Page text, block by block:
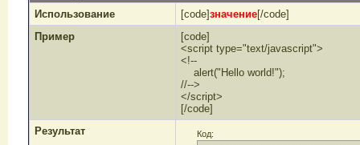
Использование [code]значение[/code]
Пример
[code]
<script type="text/javascript">
<!--
alert("Hello world!");
//-->
</script>
[/code]
Результат
Код: